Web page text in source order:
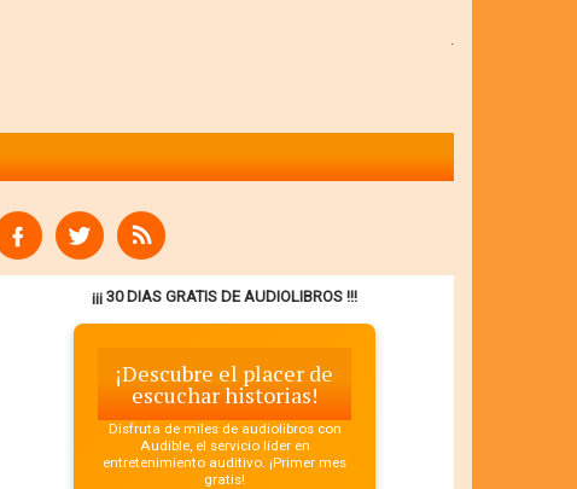
.
¡¡¡ 30 DIAS GRATIS DE AUDIOLIBROS !!!
¡Descubre el placer de
escuchar historias!
Disfruta de miles de audiolibros con
Audible, el servicio líder en
entretenimiento auditivo. ¡Primer mes
gratis!